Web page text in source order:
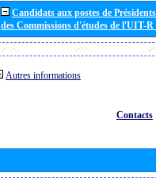
Candidats aux postes de
des Commissions d'études de l'UIT-
Autres informations
Contacts